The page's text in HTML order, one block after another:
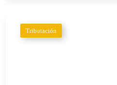
Tributación